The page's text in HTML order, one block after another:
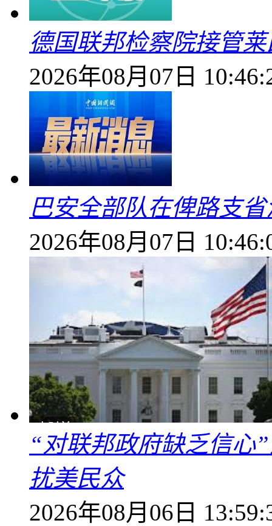
德国联邦检察院接管
2026年08月07日
巴安全部队在俾路支
2026年08月07日
“对联邦政府缺乏信心
扰美民众
2026年08月06日